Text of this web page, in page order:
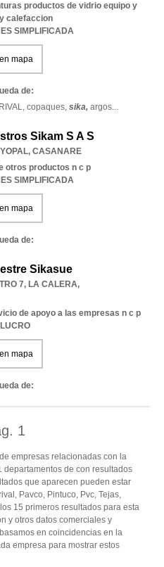
productos de vidrio equipo y
calefaccion
SIMPLIFICADA
mapa
de:
copaques, sika, argos...
Sikam S A S
YOPAL, CASANARE
otros productos n c p
SIMPLIFICADA
mapa
de:
Sikasue
7, LA CALERA,
de apoyo a las empresas n c p
mapa
de:
1
empresas relacionadas con la
departamentos de con resultados
que aparecen pueden estar
Pavco, Pintuco, Pvc, Tejas,
15 primeros resultados para esta
y otros datos comerciales y
en coincidencias en la
empresa para mostrar estos